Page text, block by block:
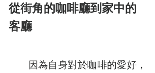
從街角的咖啡廳到家中的
客廳
因為自身對於咖啡的愛好，